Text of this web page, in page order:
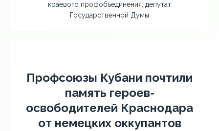
краевого профобъединения, депутат
Государственной Думы
Профсоюзы Кубани почтили
память героев-
освободителей Краснодара
от немецких оккупантов